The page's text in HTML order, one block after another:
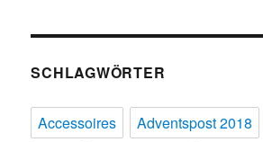
SCHLAGWÖRTER
Accessoires Adventspost 2018